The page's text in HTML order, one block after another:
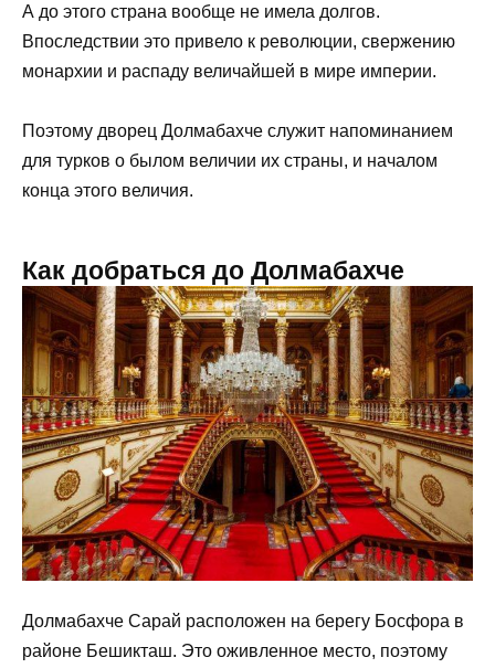
А до этого страна вообще не имела долгов.
Впоследствии это привело к революции, свержению
монархии и распаду величайшей в мире империи.
Поэтому дворец Долмабахче служит напоминанием
для турков о былом величии их страны, и началом
конца этого величия.
Как добраться до Долмабахче
Долмабахче Сарай расположен на берегу Босфора в
районе Бешикташ. Это оживленное место, поэтому